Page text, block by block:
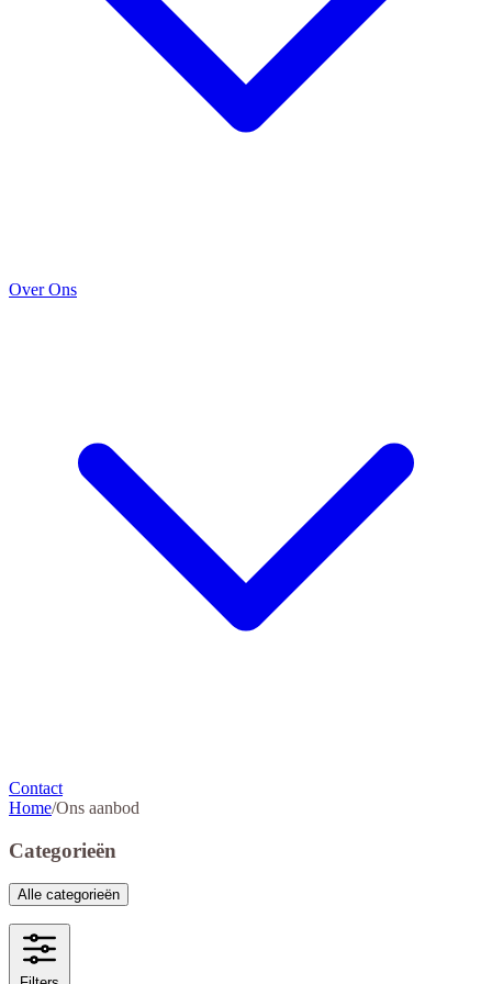
Over Ons
Contact
Home/Ons aanbod
Categorieën
Alle categorieën